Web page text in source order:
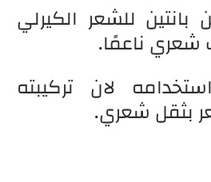
للشعر الكيرلي
شعري ناعمًا.
لان تركيبته
بثقل شعري.